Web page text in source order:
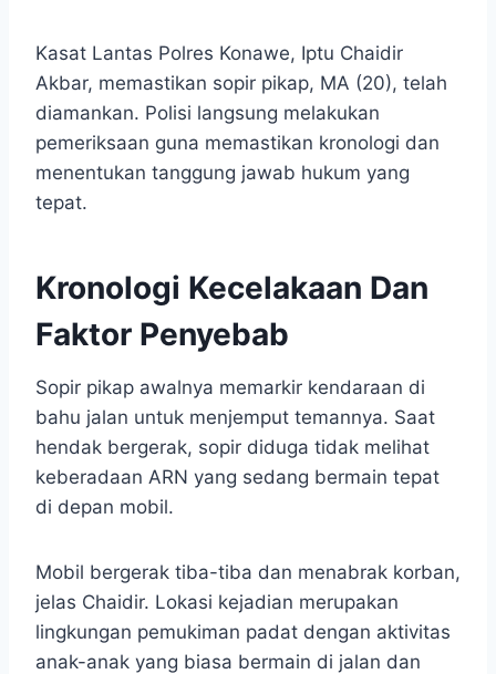
Kasat Lantas Polres Konawe, Iptu Chaidir
Akbar, memastikan sopir pikap, MA (20), telah
diamankan. Polisi langsung melakukan
pemeriksaan guna memastikan kronologi dan
menentukan tanggung jawab hukum yang
tepat.
Kronologi Kecelakaan Dan
Faktor Penyebab
Sopir pikap awalnya memarkir kendaraan di
bahu jalan untuk menjemput temannya. Saat
hendak bergerak, sopir diduga tidak melihat
keberadaan ARN yang sedang bermain tepat
di depan mobil.
Mobil bergerak tiba-tiba dan menabrak korban,
jelas Chaidir. Lokasi kejadian merupakan
lingkungan pemukiman padat dengan aktivitas
anak-anak yang biasa bermain di jalan dan